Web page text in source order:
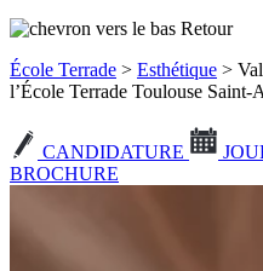
Retour
École Terrade > Esthétique >
l’École Terrade Toulouse Saint-
CANDIDATURE
BROCHURE